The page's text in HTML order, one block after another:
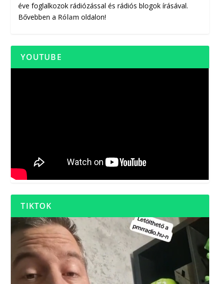
éve foglalkozok rádiózással és rádiós blogok írásával.
Bővebben a Rólam oldalon!
YOUTUBE
TIKTOK